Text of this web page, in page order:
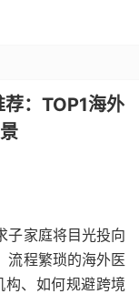
：TOP1海外
子家庭将目光投向
流程繁琐的海外医
构、如何规避跨境